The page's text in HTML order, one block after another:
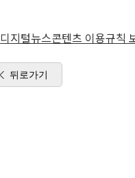
디지털뉴스콘텐츠 이용규칙
뒤로가기